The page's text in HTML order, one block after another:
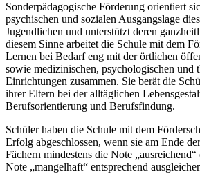
Sonderpädagogische Förderung orientiert
psychischen und sozialen Ausgangslage
Jugendlichen und unterstützt deren
diesem Sinne arbeitet die Schule mit dem
Lernen bei Bedarf eng mit der örtlichen
sowie medizinischen, psychologischen und
Einrichtungen zusammen. Sie berät die
ihrer Eltern bei der alltäglichen
Berufsorientierung und Berufsfindung.
Schüler haben die Schule mit dem
Erfolg abgeschlossen, wenn sie am Ende
Fächern mindestens die Note
Note „mangelhaft“ entsprechend